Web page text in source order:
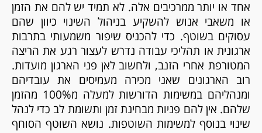
אחד או יותר ממרכיבים אלה. לא תמיד יש להם את הזמן
או משאבי אנוש להשקיע בניהול השינוי כיוון שהם
עסוקים בשוטף. כדי להכניס שיפור משמעותי בתרבות
ארגונית או תהליכי עבודה נדרש לעצור רגע את הריצה
המטורפת אחרי הזנב, ולחשוב לאן פני הארגון מועדות.
רוב הארגונים שאני מכירה מעמיסים את עובדיהם
ומנהליהם במשימות הדורשות למעלה מ100% מהזמן
שלהם. אין להם פניות מבחינת זמן ותשומת לב כדי לנהל
שינוי בנוסף למשימות השוטפות. נושא השוטף הסוחף